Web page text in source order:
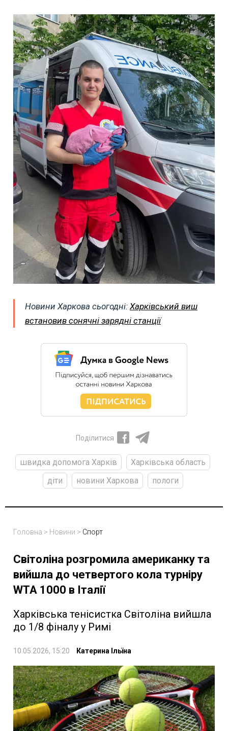
Новини Харкова сьогодні: Харківський виш
встановив сонячні зарядні станції
Поділитися
швидка допомога Харків
Харківська область
діти
новини Харкова пологи
Головна > Новини > Спорт
Світоліна розгромила американку та
вийшла до четвертого кола турніру
WTA 1000 в Італії
Харківська тенісистка Світоліна вийшла
до 1/8 фіналу у Римі
10.05.2026, 15:20 Катерина Ільїна